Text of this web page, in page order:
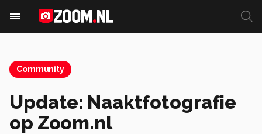
Community
Update: Naaktfotografie
op Zoom.nl